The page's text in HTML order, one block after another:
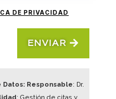
DE PRIVACIDAD
ENVIAR
Responsable: Dr.